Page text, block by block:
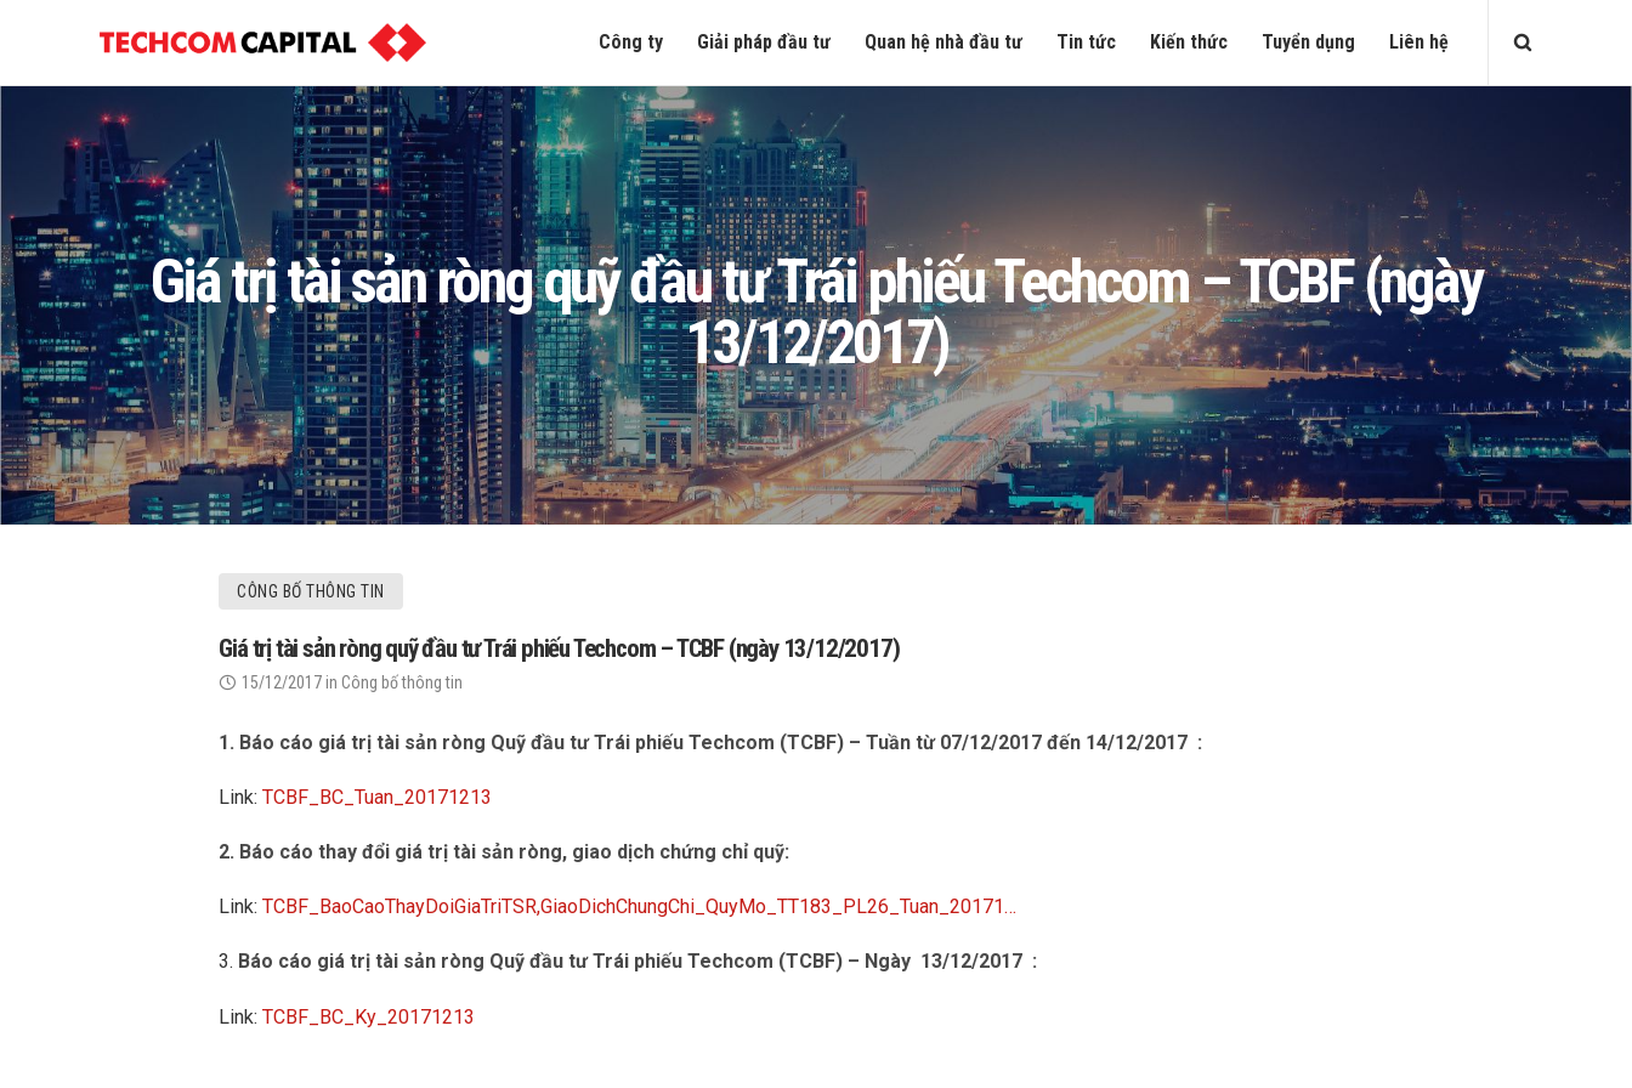
Công ty Giải pháp đầu tư Quan hệ nhà đầu tư Tin tức Kiến thức Tuyển dụng Liên hệ
Giá trị tài sản ròng quỹ đầu tư Trái phiếu Techcom – TCBF (ngày
13/12/2017)
CÔNG BỐ THÔNG TIN
Giá trị tài sản ròng quỹ đầu tư Trái phiếu Techcom – TCBF (ngày 13/12/2017)
15/12/2017 in Công bố thông tin
1. Báo cáo giá trị tài sản ròng Quỹ đầu tư Trái phiếu Techcom (TCBF) – Tuần từ 07/12/2017 đến 14/12/2017 :
Link:TCBF_BC_Tuan_20171213
2. Báo cáo thay đổi giá trị tài sản ròng, giao dịch chứng chỉ quỹ:
Link:TCBF_BaoCaoThayDoiGiaTriTSR,GiaoDichChungChi_QuyMo_TT183_PL26_Tuan_20171…
3. Báo cáo giá trị tài sản ròng Quỹ đầu tư Trái phiếu Techcom (TCBF) – Ngày 13/12/2017 :
Link:TCBF_BC_Ky_20171213